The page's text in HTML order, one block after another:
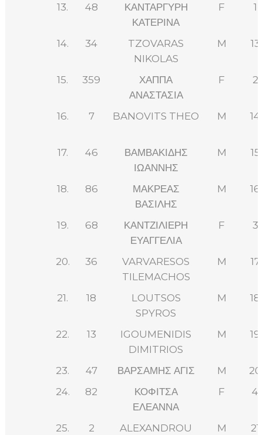
13. 48
ΚΑΝΤΑΡΓΥΡΗ
ΚΑΤΕΡΙΝΑ
F 1
14. 34
TZOVARAS
NIKOLAS
M 13
15. 359
ΧΑΠΠΑ
ΑΝΑΣΤΑΣΙΑ
F 2
16. 7 BANOVITS THEO M 14
17. 46
ΒΑΜΒΑΚΙΔΗΣ
ΙΩΑΝΝΗΣ
M 15
18. 86
ΜΑΚΡΕΑΣ
ΒΑΣΙΛΗΣ
M 16
19. 68
ΚΑΝΤΖΙΛΙΕΡΗ
ΕΥΑΓΓΕΛΙΑ
F 3
20. 36
VARVARESOS
TILEMACHOS
M 17
21. 18
LOUTSOS
SPYROS
M 18
22. 13
IGOUMENIDIS
DIMITRIOS
M 19
23. 47 ΒΑΡΣΑΜΗΣ ΑΓΙΣ M
20
24.
82
ΚΟΦΙΤΣΑ
ΕΛΕΑΝΝΑ
F 4
25. 2 ALEXANDROU M 21